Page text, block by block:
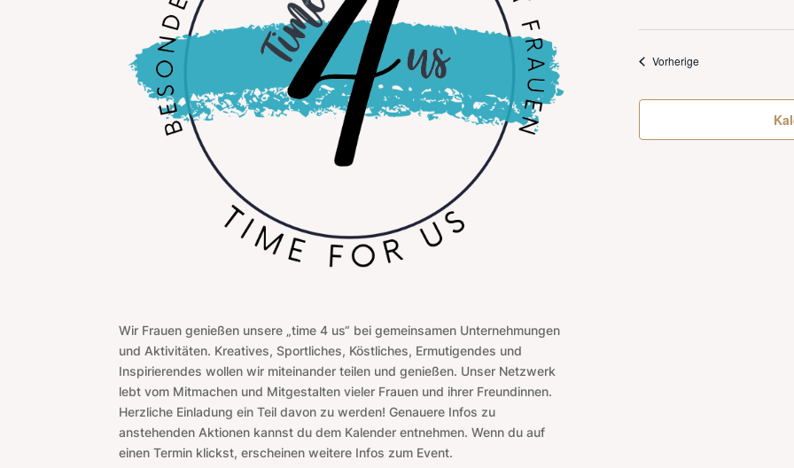
Wir Frauen genießen unsere „time 4 us“ bei gemeinsamen Unternehmungen
und Aktivitäten. Kreatives, Sportliches, Köstliches, Ermutigendes und
Inspirierendes wollen wir miteinander teilen und genießen. Unser Netzwerk
lebt vom Mitmachen und Mitgestalten vieler Frauen und ihrer Freundinnen.
Herzliche Einladung ein Teil davon zu werden! Genauere Infos zu
anstehenden Aktionen kannst du dem Kalender entnehmen. Wenn du auf
einen Termin klickst, erscheinen weitere Infos zum Event.
Vorherige